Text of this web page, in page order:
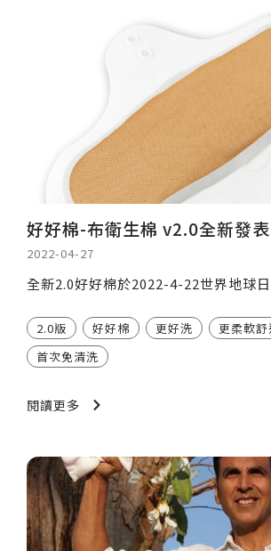
好好棉-布衛生棉 v2.0全新發表
2022-04-27
全新2.0好好棉於2022-4-22世界地球
2.0版 好好棉 更好洗
更柔軟舒
首次免清洗
閱讀更多